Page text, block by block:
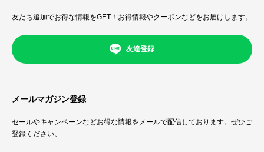
友だち追加でお得な情報をGET！お得情報やクーポンなどをお届けします。
友達登録
メールマガジン登録
セールやキャンペーンなどお得な情報をメールで配信しております。ぜひご
登録ください。